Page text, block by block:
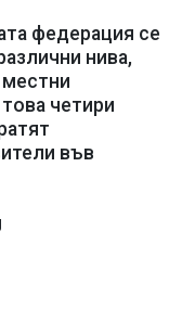
федерация се
нива,
четири
във